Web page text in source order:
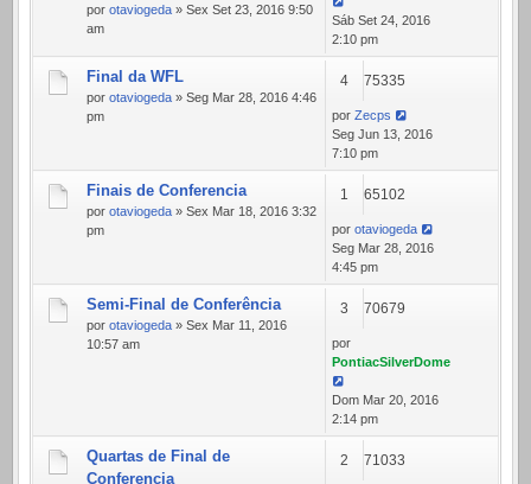
por otaviogeda » Sex Set 23, 2016 9:50
am
Sáb Set 24, 2016
2:10 pm
Final da WFL
por otaviogeda » Seg Mar 28, 2016 4:46
pm
4 75335
por Zecps
Seg Jun 13, 2016
7:10 pm
Finais de Conferencia
por otaviogeda » Sex Mar 18, 2016 3:32
pm
1 65102
por otaviogeda
Seg Mar 28, 2016
4:45 pm
Semi-Final de Conferência
por otaviogeda » Sex Mar 11, 2016
10:57 am
3 70679
por
PontiacSilverDome
Dom Mar 20, 2016
2:14 pm
Quartas de Final de
Conferencia
2 71033